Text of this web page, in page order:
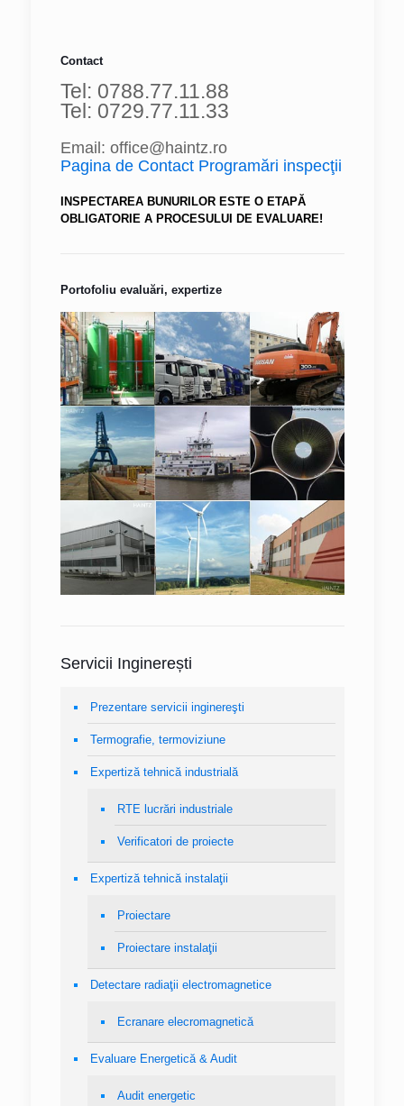
Contact
Tel: 0788.77.11.88
Tel: 0729.77.11.33
Email: office@haintz.ro
Pagina de Contact Programări inspecţii
INSPECTAREA BUNURILOR ESTE O ETAPĂ
OBLIGATORIE A PROCESULUI DE EVALUARE!
Portofoliu evaluări, expertize
Servicii Inginerești
Prezentare servicii inginereşti
Termografie, termoviziune
Expertiză tehnică industrială
RTE lucrări industriale
Verificatori de proiecte
Expertiză tehnică instalaţii
Proiectare
Proiectare instalaţii
Detectare radiaţii electromagnetice
Ecranare elecromagnetică
Evaluare Energetică & Audit
Audit energetic